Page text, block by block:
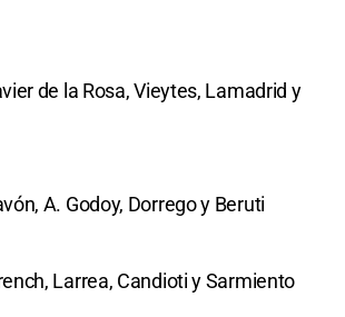
de la Rosa, Vieytes, Lamadrid y
A. Godoy, Dorrego y Beruti
Larrea, Candioti y Sarmiento